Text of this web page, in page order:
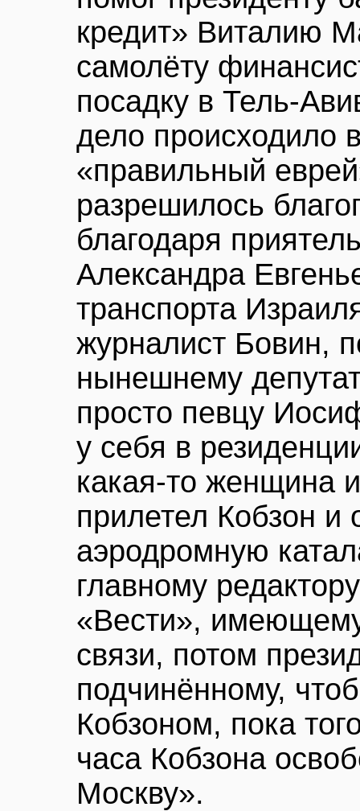
кредит» Виталию
самолёту
посадку в Тель-
дело происходило
«правильный
разрешилось
благодаря
Александра
транспорта
журналист Бовин,
нынешнему
просто певцу
у себя в
какая-то женщина
прилетел Кобзон и
аэродромную
главному
«Вести»,
связи, потом
подчинённому,
Кобзоном, пока
часа Кобзона
Москву».